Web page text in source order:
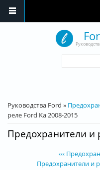
Вы здесь
Руководства Ford »
реле Ford Ka 2008-2015
Предохранители и
‹‹‹
Предохранители и